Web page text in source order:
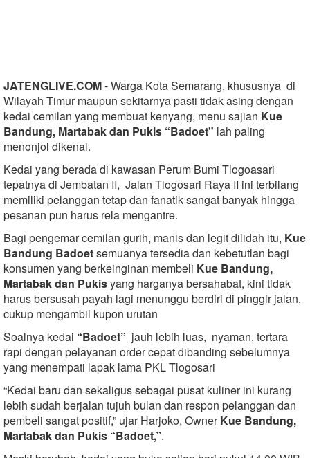
JATENGLIVE.COM- Warga Kota Semarang, khususnya di
Wilayah Timur maupun sekitarnya pasti tidak asing dengan
kedai cemilan yang membuat kenyang, menu sajian Kue
Bandung, Martabak dan Pukis “Badoet" lah paling
menonjol dikenal.
Kedai yang berada di kawasan Perum Bumi Tlogoasari
tepatnya di Jembatan II, Jalan Tlogosari Raya II ini terbilang
memiliki pelanggan tetap dan fanatik sangat banyak hingga
pesanan pun harus rela mengantre.
Bagi pengemar cemilan gurih, manis dan legit dilidah itu, Kue
Bandung Badoetsemuanya tersedia dan kebetutlan bagi
konsumen yang berkeinginan membeli Kue Bandung,
Martabak dan Pukisyang harganya bersahabat, kini tidak
harus bersusah payah lagi menunggu berdiri di pinggir jalan,
cukup mengambil kupon urutan
Soalnya kedai “Badoet” jauh lebih luas, nyaman, tertara
rapi dengan pelayanan order cepat dibanding sebelumnya
yang menempati lapak lama PKL Tlogosari
“Kedai baru dan sekaligus sebagai pusat kuliner ini kurang
lebih sudah berjalan tujuh bulan dan respon pelanggan dan
pembeli sangat positif,” ujar Harjoko, OwnerKue Bandung,
Martabak dan Pukis “Badoet,”.